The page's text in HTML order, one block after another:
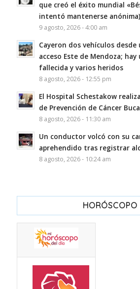
que creó el éxito mundial
intentó mantenerse anónima)
9 agosto, 2026 - 4:00 am
Cayeron dos vehículos
acceso Este de Mendoza; hay
fallecida y varios heridos
8 agosto, 2026 - 12:55 pm
El Hospital Schestakow
de Prevención de Cáncer
8 agosto, 2026 - 11:30 am
Un conductor volcó con su
aprehendido tras registrar
8 agosto, 2026 - 10:24 am
HORÓSCOPO